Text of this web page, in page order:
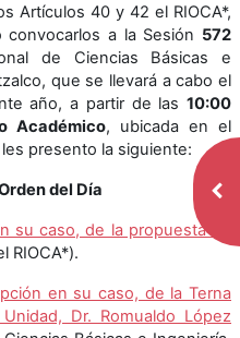
Artículos 40 y 42 el RIOCA*,
a la Sesión 572
de Ciencias Básicas e
que se llevará a cabo el
año, a partir de las10:00
Académico, ubicada en el
les presento la siguiente:
del Día
su caso, de la propuesta de
RIOCA*).
en su caso, de la Terna
Dr. Romualdo López